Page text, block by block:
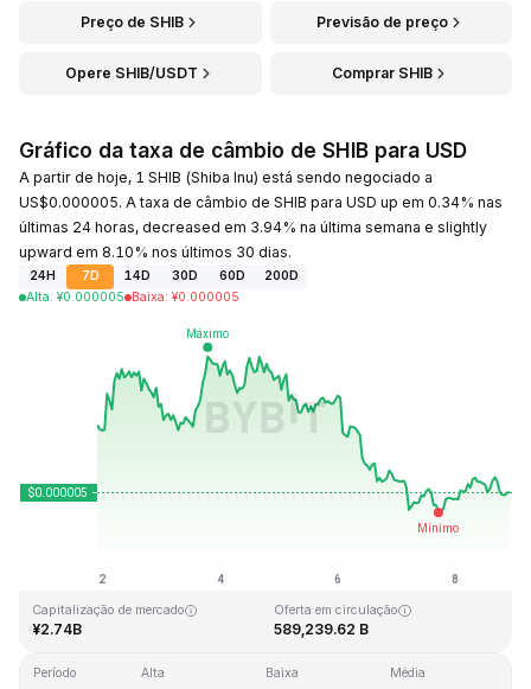
Preço de SHIB Previsão de preço
Opere SHIB/USDT Comprar SHIB
Gráfico da taxa de câmbio de SHIB para USD
A partir de hoje, 1 SHIB (Shiba Inu) está sendo negociado a
US$0.000005. A taxa de câmbio de SHIB para USD up em 0.34% nas
últimas 24 horas, decreased em 3.94% na última semana e slightly
upward em 8.10% nos últimos 30 dias.
24H 7D 14D 30D 60D
200D
Alta: ¥0.000005 Baixa: ¥0.000005
¥0.000086 ¥0.000000
Capitalização de mercado
¥2.74B
Oferta em circulação
589,239.62 B
Período Alta Baixa Média